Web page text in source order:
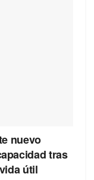
nuevo
tras
útil